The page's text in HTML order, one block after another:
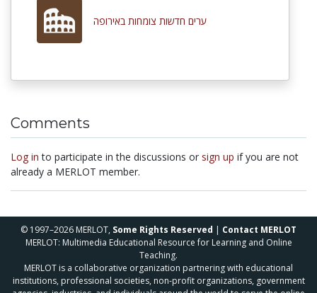
ערים חדשות צומחות באירופה
Comments
Log in to participate in the discussions or sign up if you are not
already a MERLOT member.
© 1997–2026 MERLOT, Some Rights Reserved | Contact MERLOT
MERLOT: Multimedia Educational Resource for Learning and Online
Teaching.
MERLOT is a collaborative organization partnering with educational
institutions, professional societies, non-profit organizations, government